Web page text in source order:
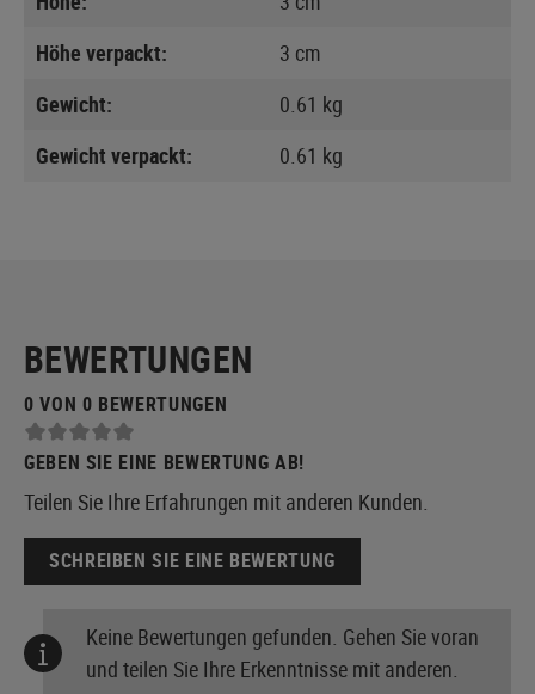
Höhe verpackt:
3 cm
Gewicht:
0.61 kg
Gewicht verpackt:
0.61 kg
BEWERTUNGEN
0 VON 0 BEWERTUNGEN
GEBEN SIE EINE BEWERTUNG AB!
Teilen Sie Ihre Erfahrungen mit anderen Kunden.
SCHREIBEN SIE EINE BEWERTUNG
Keine Bewertungen gefunden. Gehen Sie voran
und teilen Sie Ihre Erkenntnisse mit anderen.